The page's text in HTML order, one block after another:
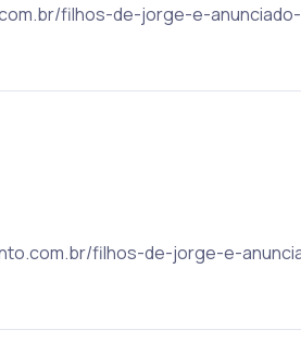
filhos-de-jorge-e-
filhos-de-jorge-e-